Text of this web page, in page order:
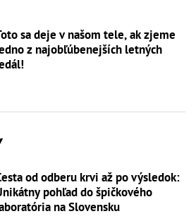
sa deje v našom tele, ak zjeme
z najobľúbenejších letných
od odberu krvi až po výsledok:
pohľad do špičkového
na Slovensku